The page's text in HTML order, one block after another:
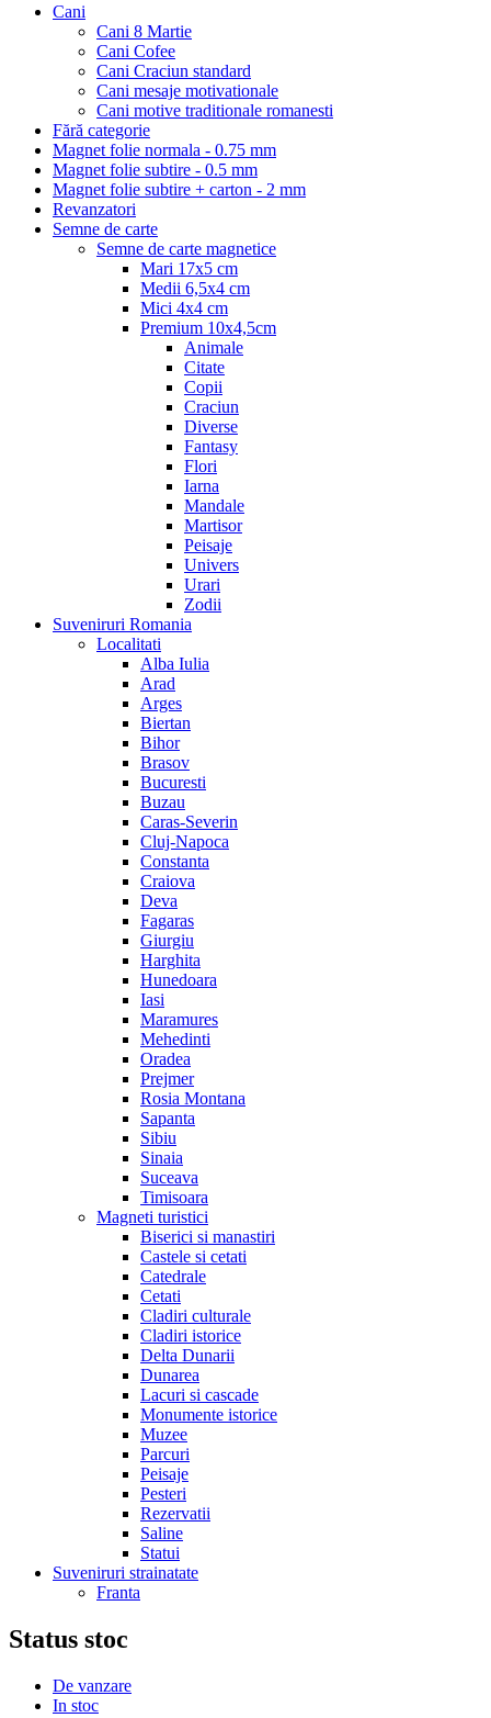
Cani
Cani 8 Martie
Cani Cofee
Cani Craciun standard
Cani mesaje motivationale
Cani motive traditionale romanesti
Fără categorie
Magnet folie normala - 0.75 mm
Magnet folie subtire - 0.5 mm
Magnet folie subtire + carton - 2 mm
Revanzatori
Semne de carte
Semne de carte magnetice
Mari 17x5 cm
Medii 6,5x4 cm
Mici 4x4 cm
Premium 10x4,5cm
Animale
Citate
Copii
Craciun
Diverse
Fantasy
Flori
Iarna
Mandale
Martisor
Peisaje
Univers
Urari
Zodii
Suveniruri Romania
Localitati
Alba Iulia
Arad
Arges
Biertan
Bihor
Brasov
Bucuresti
Buzau
Caras-Severin
Cluj-Napoca
Constanta
Craiova
Deva
Fagaras
Giurgiu
Harghita
Hunedoara
Iasi
Maramures
Mehedinti
Oradea
Prejmer
Rosia Montana
Sapanta
Sibiu
Sinaia
Suceava
Timisoara
Magneti turistici
Biserici si manastiri
Castele si cetati
Catedrale
Cetati
Cladiri culturale
Cladiri istorice
Delta Dunarii
Dunarea
Lacuri si cascade
Monumente istorice
Muzee
Parcuri
Peisaje
Pesteri
Rezervatii
Saline
Statui
Suveniruri strainatate
Franta
Status stoc
De vanzare
In stoc